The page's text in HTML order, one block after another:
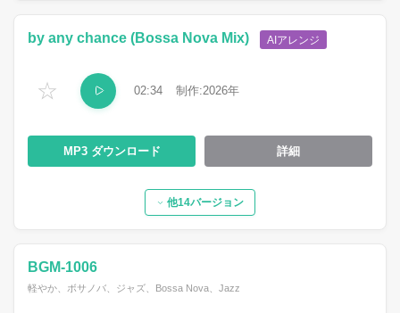
☆
by any chance (Bossa Nova Mix) AIアレンジ
02:34 2026
MP3 詳細
他14バージョン
BGM-1006
軽やか、ボサノバ、ジャズ、Bossa Nova、Jazz